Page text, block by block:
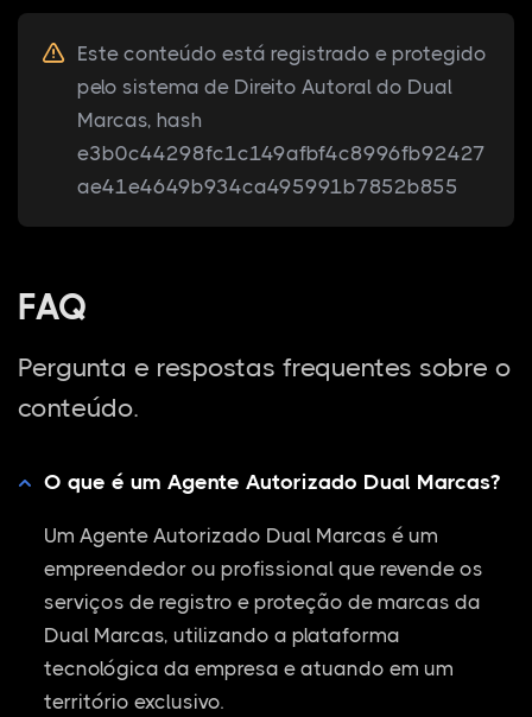
Este conteúdo está registrado e protegido
pelo sistema de Direito Autoral do Dual
Marcas, hash
e3b0c44298fc1c149afbf4c8996fb92427
ae41e4649b934ca495991b7852b855
FAQ
Pergunta e respostas frequentes sobre o
conteúdo.
O que é um Agente Autorizado Dual Marcas?
Um Agente Autorizado Dual Marcas é um
empreendedor ou profissional que revende os
serviços de registro e proteção de marcas da
Dual Marcas, utilizando a plataforma
tecnológica da empresa e atuando em um
território exclusivo.